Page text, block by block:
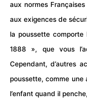
aux normes
aux exigences de
la poussette
1888 », que vous
Cependant, d’autres
poussette, comme une
l’enfant quand il